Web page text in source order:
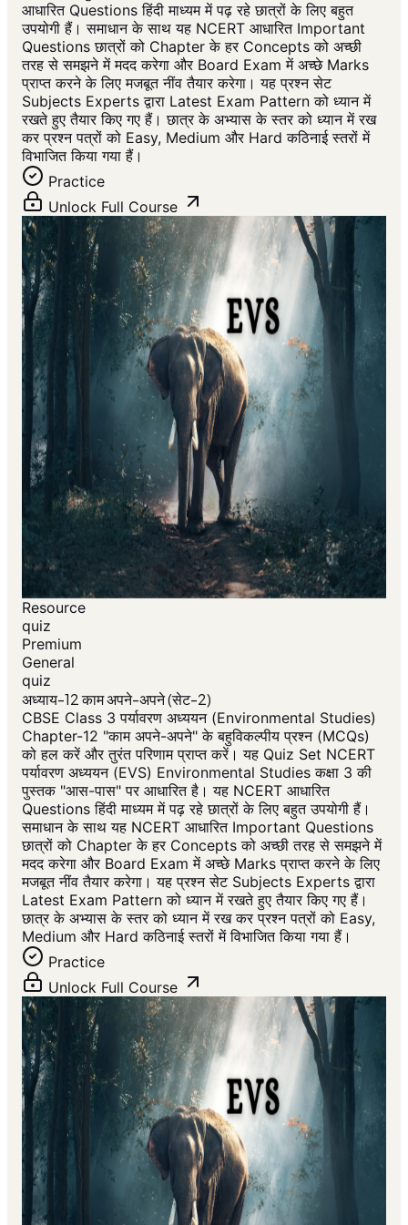
आधारित Questions हिंदी माध्यम में पढ़ रहे छात्रों के लिए बहुत
उपयोगी हैं। समाधान के साथ यह NCERT आधारित Important
Questions छात्रों को Chapter के हर Concepts को अच्छी
तरह से समझने में मदद करेगा और Board Exam में अच्छे Marks
प्राप्त करने के लिए मजबूत नींव तैयार करेगा। यह प्रश्न सेट
Subjects Experts द्वारा Latest Exam Pattern को ध्यान में
रखते हुए तैयार किए गए हैं। छात्र के अभ्यास के स्तर को ध्यान में रख
कर प्रश्न पत्रों को Easy, Medium और Hard कठिनाई स्तरों में
विभाजित किया गया हैं।
Practice
Unlock Full Course
Resource
quiz
Premium
General
quiz
अध्याय-12 काम अपने-अपने (सेट-2)
CBSE Class 3 पर्यावरण अध्ययन (Environmental Studies)
Chapter-12 "काम अपने-अपने" के बहुविकल्पीय प्रश्न (MCQs)
को हल करें और तुरंत परिणाम प्राप्त करें। यह Quiz Set NCERT
पर्यावरण अध्ययन (EVS) Environmental Studies कक्षा 3 की
पुस्तक "आस-पास" पर आधारित है। यह NCERT आधारित
Questions हिंदी माध्यम में पढ़ रहे छात्रों के लिए बहुत उपयोगी हैं।
समाधान के साथ यह NCERT आधारित Important Questions
छात्रों को Chapter के हर Concepts को अच्छी तरह से समझने में
मदद करेगा और Board Exam में अच्छे Marks प्राप्त करने के लिए
मजबूत नींव तैयार करेगा। यह प्रश्न सेट Subjects Experts द्वारा
Latest Exam Pattern को ध्यान में रखते हुए तैयार किए गए हैं।
छात्र के अभ्यास के स्तर को ध्यान में रख कर प्रश्न पत्रों को Easy,
Medium और Hard कठिनाई स्तरों में विभाजित किया गया हैं।
Practice
Unlock Full Course